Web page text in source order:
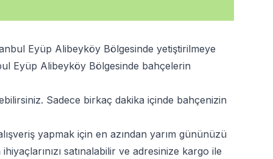
Eyüp Alibeyköy Bölgesinde yetiştirilmeye
Eyüp Alibeyköy Bölgesinde bahçelerin
Sadece birkaç dakika içinde bahçenizin
yapmak için en azından yarım gününüzü
satınalabilir ve adresinize kargo ile